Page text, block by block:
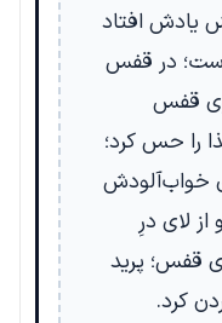
یادش افتاد
در قفس
قفس
را حس کرد؛
خواب‌آلودش
از لای درِ
قفس؛ پرید
کرد.